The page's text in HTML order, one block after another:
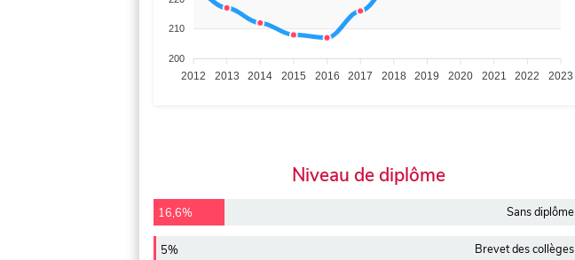
210
200
2012 2013 2014 2015 2016 2017 2018 2019 2020 2021 2022 2023
Niveau de diplôme
16,6% Sans diplôme
5% Brevet des collèges